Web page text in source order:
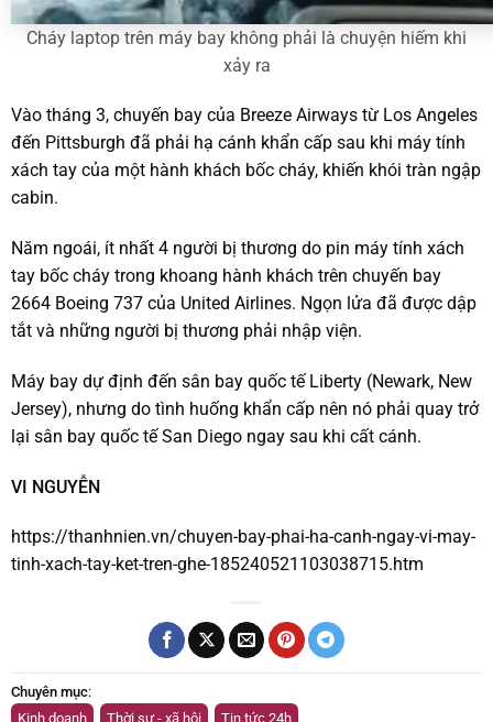
Cháy laptop trên máy bay không phải là chuyện hiếm khi
xảy ra
Vào tháng 3, chuyến bay của Breeze Airways từ Los Angeles
đến Pittsburgh đã phải hạ cánh khẩn cấp sau khi máy tính
xách tay của một hành khách bốc cháy, khiến khói tràn ngập
cabin.
Năm ngoái, ít nhất 4 người bị thương do pin máy tính xách
tay bốc cháy trong khoang hành khách trên chuyến bay
2664 Boeing 737 của United Airlines. Ngọn lửa đã được dập
tắt và những người bị thương phải nhập viện.
Máy bay dự định đến sân bay quốc tế Liberty (Newark, New
Jersey), nhưng do tình huống khẩn cấp nên nó phải quay trở
lại sân bay quốc tế San Diego ngay sau khi cất cánh.
VI NGUYỄN
https://thanhnien.vn/chuyen-bay-phai-ha-canh-ngay-vi-may-
tinh-xach-tay-ket-tren-ghe-185240521103038715.htm
Chuyên mục:
Kinh doanh
Thời sự - xã hội Tin tức 24h